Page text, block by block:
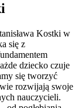
Kostki w
się z
dziecko czuje
się tworzyć
rozwijają swoje
nauczycieli.